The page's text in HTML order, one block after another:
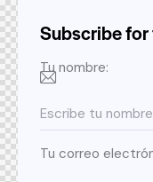
Subscribe
Tu nombre:
Tu correo